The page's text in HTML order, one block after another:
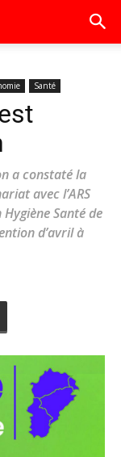
Santé
a constaté la
avec l’ARS
Santé de
d’avril à